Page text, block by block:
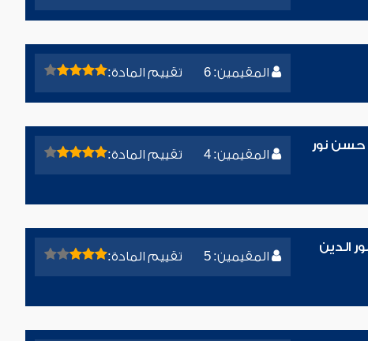
المقيمين: 6 تقييم المادة:
المقيمين: 4 تقييم المادة:
حسن نور
المقيمين: 5 تقييم المادة:
الدين